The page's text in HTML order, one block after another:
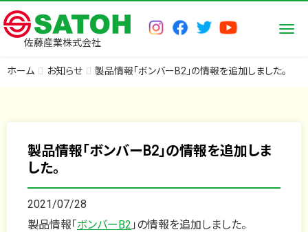
佐藤産業株式会社
ホーム お知らせ 製品情報「ボンバーB2」の情報を追加しました。
製品情報「ボンバーB2」の情報を追加しま
した。
2021/07/28
製品情報「ボンバーB2 」の情報を追加しました。